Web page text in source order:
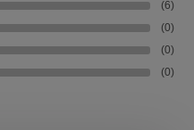
(6)
(0)
(0)
(0)